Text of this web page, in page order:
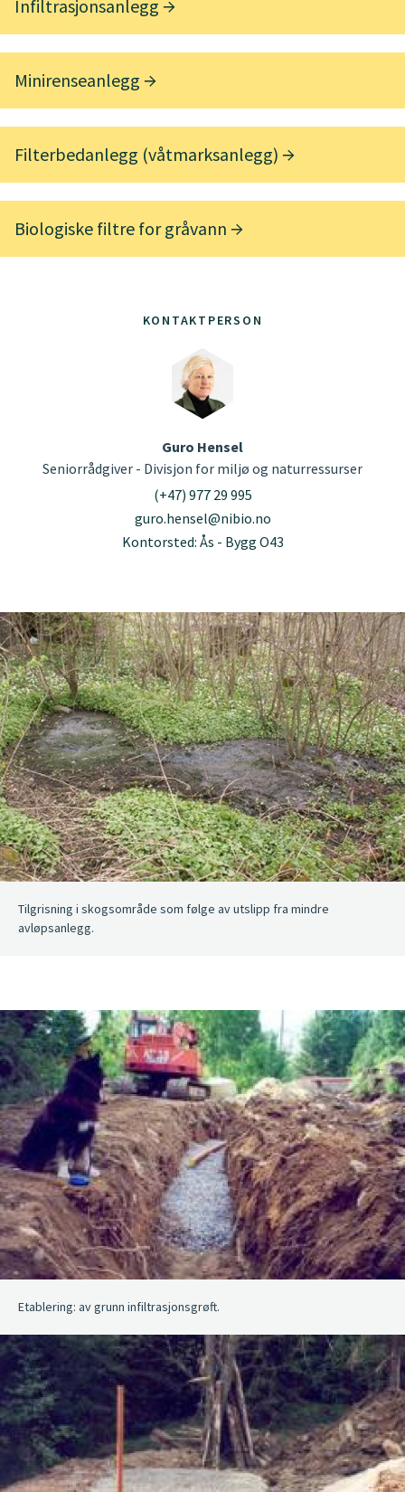
KONTAKTPERSON
Guro Hensel
Seniorrådgiver - Divisjon for miljø og naturressurser
(+47) 977 29 995
guro.hensel@nibio.no
Kontorsted: Ås - Bygg O43
Tilgrisning i skogsområde som følge av utslipp fra mindre
avløpsanlegg.
Infiltrasjonsanlegg
Minirenseanlegg
Filterbedanlegg (våtmarksanlegg)
Biologiske filtre for gråvann
Etablering: av grunn infiltrasjonsgrøft.